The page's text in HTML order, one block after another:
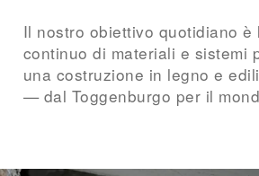
Il nostro obiettivo quotidiano è
continuo di materiali e sistemi
una costruzione in legno e
— dal Toggenburgo per il